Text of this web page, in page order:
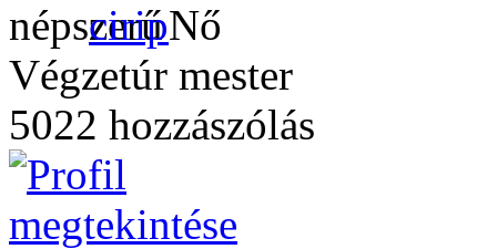
cirip
Végzetúr mester
5022 hozzászólás